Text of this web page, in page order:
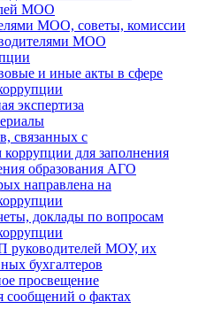
МОО
МОО, советы, комиссии
МОО
и иные акты в сфере
экспертиза
связанных с
коррупции для заполнения
образования АГО
направлена на
доклады по вопросам
руководителей МОУ, их
бухгалтеров
просвещение
сообщений о фактах